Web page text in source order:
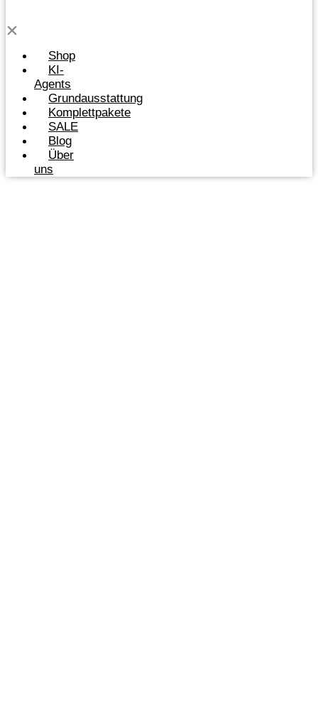
Shop
KI-
Agents
Grundausstattung
Komplettpakete
SALE
Blog
Über
uns